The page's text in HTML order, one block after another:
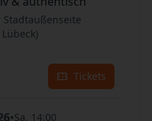
Tickets
•Sa. 14:00